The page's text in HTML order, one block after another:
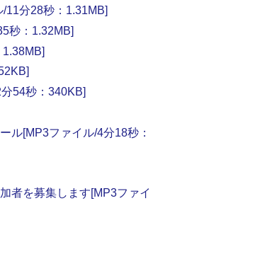
11分28秒：1.31MB]
秒：1.32MB]
54秒：340KB]
ル[MP3ファイル/4分18秒：
者を募集します[MP3ファイ